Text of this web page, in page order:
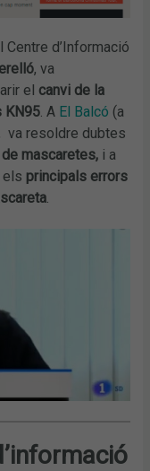
d’Informació
, va
el canvi de la
KN95. A El Balcó (a
va resoldre dubtes
mascaretes, i a
els principals errors
.